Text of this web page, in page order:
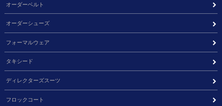
オーダーベルト
オーダーシューズ
フォーマルウェア
タキシード
ディレクターズスーツ
フロックコート